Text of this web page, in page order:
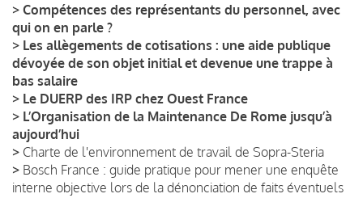
> Compétences des représentants du personnel, avec
qui on en parle ?
> Les allègements de cotisations : une aide publique
dévoyée de son objet initial et devenue une trappe à
bas salaire
> Le DUERP des IRP chez Ouest France
> L’Organisation de la Maintenance De Rome jusqu’à
aujourd’hui
> Charte de l'environnement de travail de Sopra-Steria
> Bosch France : guide pratique pour mener une enquête
interne objective lors de la dénonciation de faits éventuels